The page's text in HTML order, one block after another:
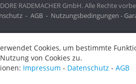
RADEMACHER GmbH. Alle Rechte
- AGB - Nutzungsbedingungen -
Cookies, um bestimmte
von Cookies zu.
Impressum - Datenschutz - AGB
Funktionen zu ermöglichen und
- AGB